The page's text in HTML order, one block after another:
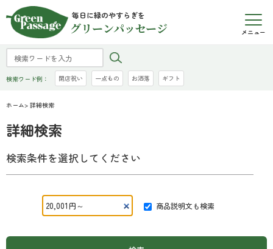
毎日に緑のやすらぎを
グリーンパッセージ メニュー
検索ワード例： 開店祝い 一点もの お洒落 ギフト
ホーム> 詳細検索
詳細検索
検索条件を選択してください
商品説明文も検索